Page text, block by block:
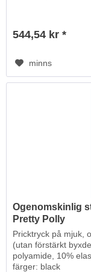
544,54 kr *
minns
Ogenomskinlig
Pretty Polly
Pricktryck på mjuk,
(utan förstärkt
polyamide, 10%
färger: black